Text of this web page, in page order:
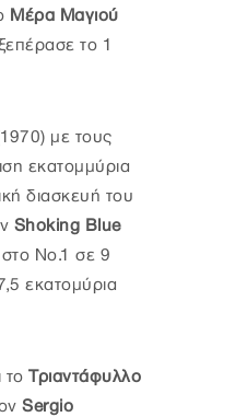
Μέρα Μαγιού
το 1
με τους
εκατομμύρια
διασκευή του
Shoking Blue
Νο.1 σε 9
εκατομύρια
το Τριαντάφυλλο
Sergio